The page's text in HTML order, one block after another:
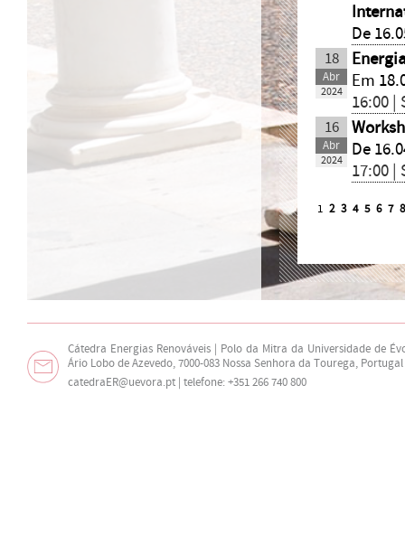
De
18
Abr
2024
Em
16:00 |
16
Abr
2024
De
17:00 |
1 2 3 4 5 6 7 8
Cátedra Energias Renováveis | Polo da Mitra da Universidade de
Ário Lobo de Azevedo, 7000-083 Nossa Senhora da Tourega, Portugal
catedraER@uevora.pt | telefone: +351 266 740 800